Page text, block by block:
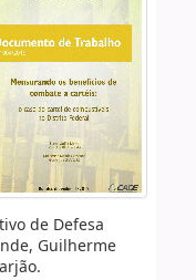
de Defesa
Guilherme